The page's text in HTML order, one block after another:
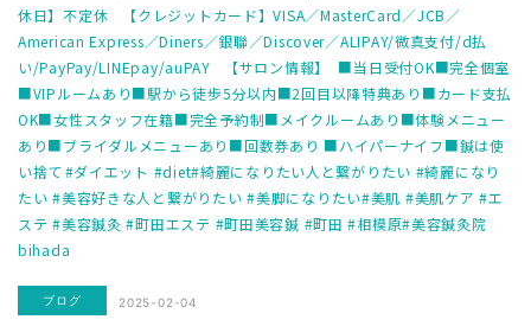
休日】不定休 ⁡【クレジットカード】VISA／MasterCard／JCB／
American Express／Diners／銀聯／Discover／ALIPAY/微真支付/d払
い/PayPay/LINEpay/auPAY 【サロン情報】 ■当日受付OK■完全個室
■VIPルームあり■駅から徒歩5分以内■2回目以降特典あり■カード支払
OK■女性スタッフ在籍■完全予約制■メイクルームあり■体験メニュー
あり■ブライダルメニューあり■回数券あり ■ハイパーナイフ■鍼は使
い捨て⁡⁡#ダイエット #diet#綺麗になりたい人と繋がりたい #綺麗になり
たい #美容好きな人と繋がりたい #美脚になりたい#美肌 #美肌ケア #エ
ステ #美容鍼灸 #町田エステ #町田美容鍼 #町田 #相模原#美容鍼灸院
bihada
ブログ 2025-02-04